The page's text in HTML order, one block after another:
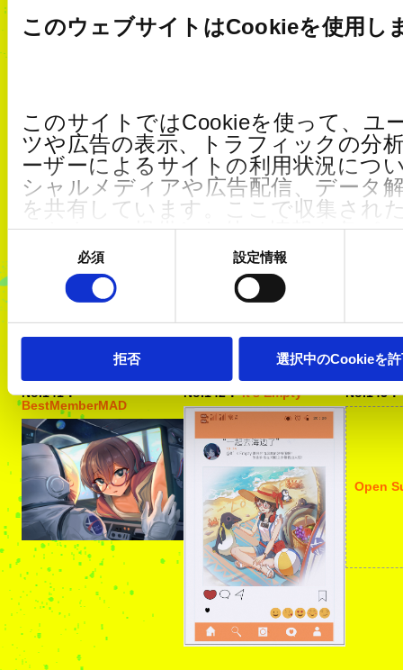
このウェブサイトはCookieを使用し
このサイトではCookieを使って、ユ
ツや広告の表示、トラフィックの分
ーザーによるサイトの利用状況につ
シャルメディアや広告配信、データ
を共有しています。ここで収集され
ートナーに提供した他の情報や各パ
した際に収集された情報と組み合わ
て使用されることがあります。
クッキーポリシーは
こちら
We work with 5 third partieswho
information.
の
選
択
必須 設定情報
拒否 選択中のCookieを
No.137： aon0_01234 No.138： 硅酱 No.139：
No.141：
BestMemberMAD
No.142： It's Empty No.143：
Open